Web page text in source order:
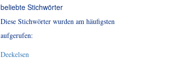
beliebte Stichwörter
Diese Stichwörter wurden am häufigsten
aufgerufen:
Deekelsen